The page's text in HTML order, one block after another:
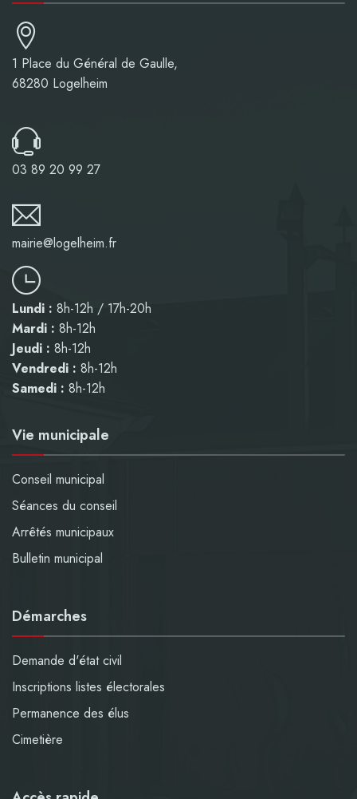
1 Place du Général de Gaulle,
68280 Logelheim
03 89 20 99 27
mairie@logelheim.fr
Lundi : 8h-12h / 17h-20h
Mardi : 8h-12h
Jeudi : 8h-12h
Vendredi : 8h-12h
Samedi : 8h-12h
Vie municipale
Conseil municipal
Séances du conseil
Arrêtés municipaux
Bulletin municipal
Démarches
Demande d'état civil
Inscriptions listes électorales
Permanence des élus
Cimetière